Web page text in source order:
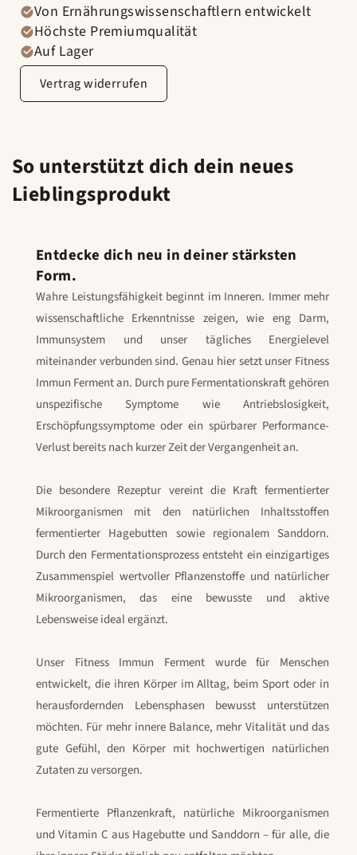
Von Ernährungswissenschaftlern entwickelt
Höchste Premiumqualität
Auf Lager
Vertrag widerrufen
So unterstützt dich dein neues
Lieblingsprodukt
Entdecke dich neu in deiner stärksten
Form.
Wahre Leistungsfähigkeit beginnt im Inneren. Immer mehr
wissenschaftliche Erkenntnisse zeigen, wie eng Darm,
Immunsystem und unser tägliches Energielevel
miteinander verbunden sind. Genau hier setzt unser Fitness
Immun Ferment an. Durch pure Fermentationskraft gehören
unspezifische Symptome wie Antriebslosigkeit,
Erschöpfungssymptome oder ein spürbarer Performance-
Verlust bereits nach kurzer Zeit der Vergangenheit an.
Die besondere Rezeptur vereint die Kraft fermentierter
Mikroorganismen mit den natürlichen Inhaltsstoffen
fermentierter Hagebutten sowie regionalem Sanddorn.
Durch den Fermentationsprozess entsteht ein einzigartiges
Zusammenspiel wertvoller Pflanzenstoffe und natürlicher
Mikroorganismen, das eine bewusste und aktive
Lebensweise ideal ergänzt.
Unser Fitness Immun Ferment wurde für Menschen
entwickelt, die ihren Körper im Alltag, beim Sport oder in
herausfordernden Lebensphasen bewusst unterstützen
möchten. Für mehr innere Balance, mehr Vitalität und das
gute Gefühl, den Körper mit hochwertigen natürlichen
Zutaten zu versorgen.
Fermentierte Pflanzenkraft, natürliche Mikroorganismen
und Vitamin C aus Hagebutte und Sanddorn – für alle, die